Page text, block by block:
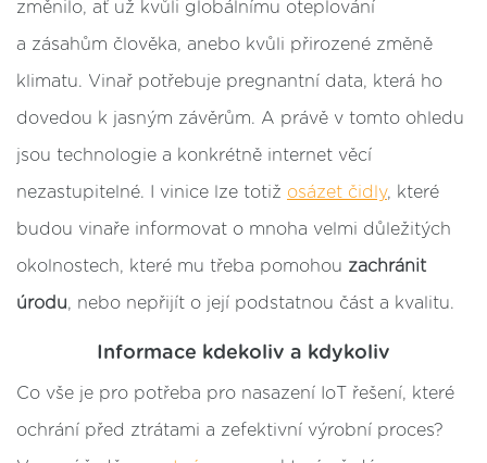
změnilo, ať už kvůli globálnímu oteplování
a zásahům člověka, anebo kvůli přirozené změně
klimatu. Vinař potřebuje pregnantní data, která ho
dovedou k jasným závěrům. A právě v tomto ohledu
jsou technologie a konkrétně internet věcí
nezastupitelné. I vinice lze totiž osázet čidly, které
budou vinaře informovat o mnoha velmi důležitých
okolnostech, které mu třeba pomohou zachránit
úrodu, nebo nepřijít o její podstatnou část a kvalitu.
Informace kdekoliv a kdykoliv
Co vše je pro potřeba pro nasazení IoT řešení, které
ochrání před ztrátami a zefektivní výrobní proces?